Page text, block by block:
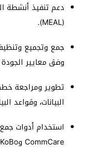
دعم تنفيذ أنشطة
(MEAL).
جمع وتجميع
وفق معايير الجودة
تطوير ومراجعة
البيانات، وقواعد
استخدام أدوات جمع
CommCare وKoBo.